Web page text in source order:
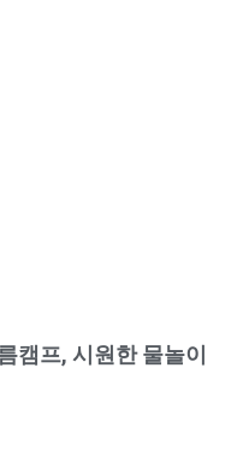
캠프, 시원한 물놀이